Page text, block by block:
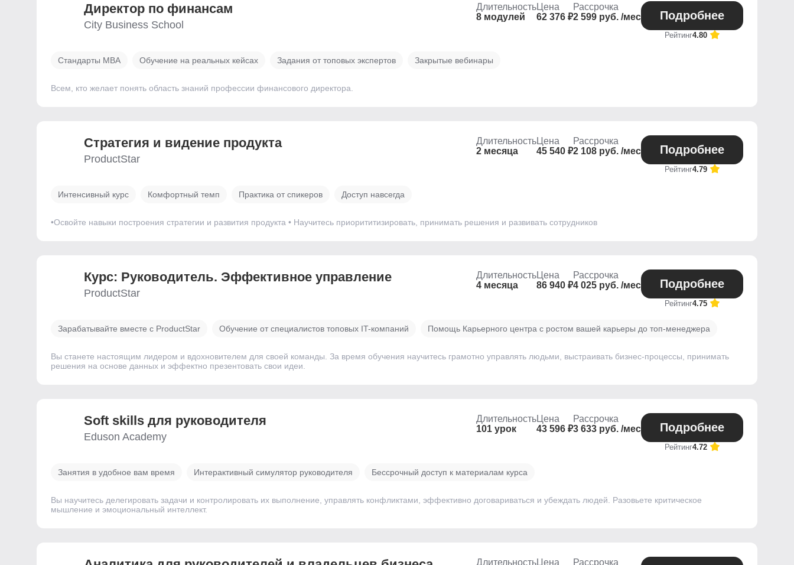
Директор по финансам
City Business School
Длительность
8 модулей
Цена
62 376 ₽
Рассрочка
2 599 руб. /мес
Подробнее
Рейтинг4.80
Стандарты MBA Обучение на реальных кейсах Задания от топовых экспертов Закрытые вебинары
Всем, кто желает понять область знаний профессии финансового директора.
Стратегия и видение продукта
ProductStar
Длительность
2 месяца
Цена
45 540 ₽
Рассрочка
2 108 руб. /мес
Подробнее
Рейтинг4.79
Интенсивный курс Комфортный темп Практика от спикеров Доступ навсегда
•Освойте навыки построения стратегии и развития продукта • Научитесь приорититизировать, принимать решения и развивать сотрудников
Курс: Руководитель. Эффективное управление
ProductStar
Длительность
4 месяца
Цена
86 940 ₽
Рассрочка
4 025 руб. /мес
Подробнее
Рейтинг4.75
Зарабатывайте вместе с ProductStar Обучение от специалистов топовых IT-компаний Помощь Карьерного центра с ростом вашей карьеры до топ-менеджера
Вы станете настоящим лидером и вдохновителем для своей команды. За время обучения научитесь грамотно управлять людьми, выстраивать бизнес-процессы, принимать
решения на основе данных и эффектно презентовать свои идеи.
Soft skills для руководителя
Eduson Academy
Длительность
101 урок
Цена
43 596 ₽
Рассрочка
3 633 руб. /мес
Подробнее
Рейтинг4.72
Занятия в удобное вам время Интерактивный симулятор руководителя Бессрочный доступ к материалам курса
Вы научитесь делегировать задачи и контролировать их выполнение, управлять конфликтами, эффективно договариваться и убеждать людей. Разовьете критическое
мышление и эмоциональный интеллект.
ДлительностьЦена Рассрочка